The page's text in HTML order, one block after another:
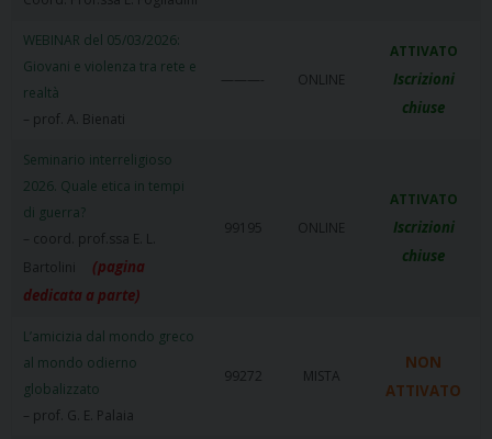
WEBINAR del 05/03/2026:
Giovani e violenza tra rete e
realtà
– prof. A. Bienati
———- ONLINE
ATTIVATO
Iscrizioni
chiuse
Seminario interreligioso
2026. Quale etica in tempi
di guerra?
– coord. prof.ssa E. L.
Bartolini
(pagina
dedicata a parte)
99195 ONLINE
ATTIVATO
Iscrizioni
chiuse
L’amicizia dal mondo greco
al mondo odierno
globalizzato
– prof. G. E. Palaia
99272 MISTA
NON
ATTIVATO